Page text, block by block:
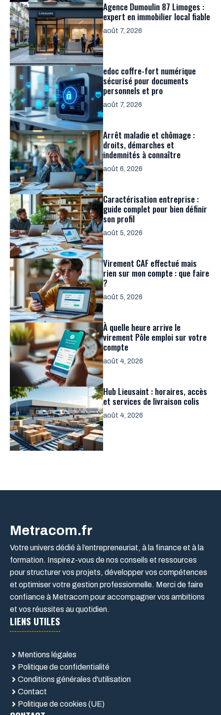
Agence Dumoulin 87 Limoges :
expert en immobilier local fiable
août 7, 2026
edoc coffre-fort numérique
sécurisé pour documents
personnels et pro
août 7, 2026
Arrêt maladie et chômage :
droits, démarches et
indemnités à connaître
août 6, 2026
Caractérisation entreprise :
guide complet pour bien définir
son profil
août 5, 2026
Virement CAF effectué mais
rien sur mon compte : que faire
?
août 5, 2026
À quelle heure arrive le
virement Pôle emploi sur votre
compte
août 4, 2026
Hub Lieusaint : horaires, accès
et services de livraison colis
août 4, 2026
Metracom.fr
Votre univers dédié à l’entrepreneuriat, à la finance et à la
formation. Inspirez-vous de nos conseils et ressources
pour structurer vos projets, développer vos compétences
et optimiser votre gestion professionnelle. Merci de faire
confiance à Metracom pour accompagner vos ambitions
et vos réussites au quotidien.
LIENS UTILES
Mentions légales
Politique de confidentialité
Conditions générales d'utilisation
Contact
Politique de cookies (UE)